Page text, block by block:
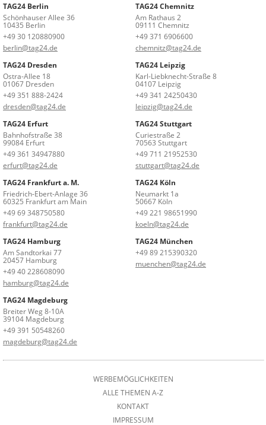
TAG24 Berlin
Schönhauser Allee 36
10435 Berlin
+49 30 120880900
berlin@tag24.de
TAG24 Chemnitz
Am Rathaus 2
09111 Chemnitz
+49 371 6906600
chemnitz@tag24.de
TAG24 Dresden
Ostra-Allee 18
01067 Dresden
+49 351 888-2424
dresden@tag24.de
TAG24 Leipzig
Karl-Liebknecht-Straße 8
04107 Leipzig
+49 341 24250430
leipzig@tag24.de
TAG24 Erfurt
Bahnhofstraße 38
99084 Erfurt
+49 361 34947880
erfurt@tag24.de
TAG24 Stuttgart
Curiestraße 2
70563 Stuttgart
+49 711 21952530
stuttgart@tag24.de
TAG24 Frankfurt a. M.
Friedrich-Ebert-Anlage 36
60325 Frankfurt am Main
+49 69 348750580
frankfurt@tag24.de
TAG24 Köln
Neumarkt 1a
50667 Köln
+49 221 98651990
koeln@tag24.de
TAG24 Hamburg
Am Sandtorkai 77
20457 Hamburg
+49 40 228608090
hamburg@tag24.de
TAG24 München
+49 89 215390320
muenchen@tag24.de
TAG24 Magdeburg
Breiter Weg 8-10A
39104 Magdeburg
+49 391 50548260
magdeburg@tag24.de
WERBEMÖGLICHKEITEN
ALLE THEMEN A-Z
KONTAKT
IMPRESSUM